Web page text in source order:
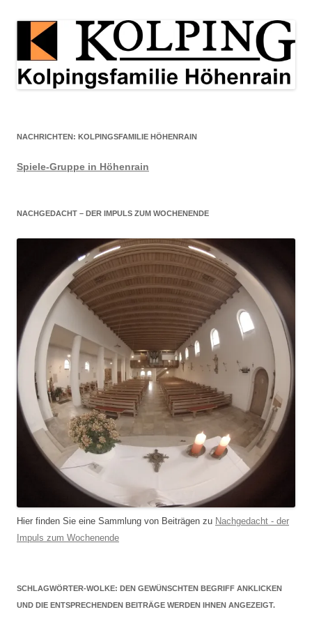
NACHRICHTEN: KOLPINGSFAMILIE HÖHENRAIN
Spiele-Gruppe in Höhenrain
NACHGEDACHT – DER IMPULS ZUM WOCHENENDE
Hier finden Sie eine Sammlung von Beiträgen zu Nachgedacht - der
Impuls zum Wochenende
SCHLAGWÖRTER-WOLKE: DEN GEWÜNSCHTEN BEGRIFF ANKLICKEN
UND DIE ENTSPRECHENDEN BEITRÄGE WERDEN IHNEN ANGEZEIGT.